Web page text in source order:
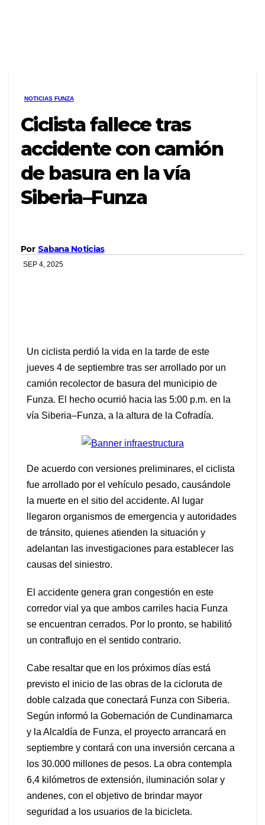
NOTICIAS FUNZA
Ciclista fallece tras
accidente con camión
de basura en la vía
Siberia–Funza
Por Sabana Noticias
SEP 4, 2025
Un ciclista perdió la vida en la tarde de este
jueves 4 de septiembre tras ser arrollado por un
camión recolector de basura del municipio de
Funza. El hecho ocurrió hacia las 5:00 p.m. en la
vía Siberia–Funza, a la altura de la Cofradía.
De acuerdo con versiones preliminares, el ciclista
fue arrollado por el vehículo pesado, causándole
la muerte en el sitio del accidente. Al lugar
llegaron organismos de emergencia y autoridades
de tránsito, quienes atienden la situación y
adelantan las investigaciones para establecer las
causas del siniestro.
El accidente genera gran congestión en este
corredor vial ya que ambos carriles hacia Funza
se encuentran cerrados. Por lo pronto, se habilitó
un contraflujo en el sentido contrario.
Cabe resaltar que en los próximos días está
previsto el inicio de las obras de la cicloruta de
doble calzada que conectará Funza con Siberia.
Según informó la Gobernación de Cundinamarca
y la Alcaldía de Funza, el proyecto arrancará en
septiembre y contará con una inversión cercana a
los 30.000 millones de pesos. La obra contempla
6,4 kilómetros de extensión, iluminación solar y
andenes, con el objetivo de brindar mayor
seguridad a los usuarios de la bicicleta.